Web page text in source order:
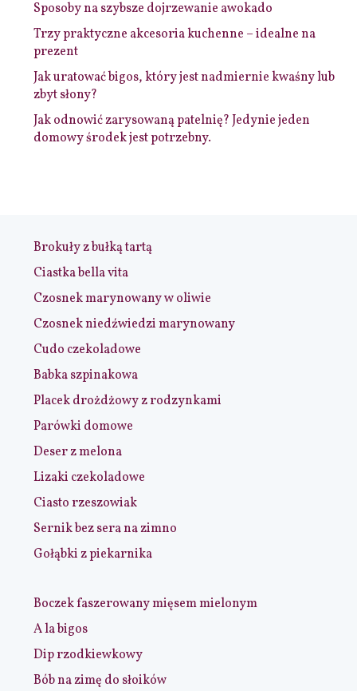
Sposoby na szybsze dojrzewanie awokado
Trzy praktyczne akcesoria kuchenne – idealne na
prezent
Jak uratować bigos, który jest nadmiernie kwaśny lub
zbyt słony?
Jak odnowić zarysowaną patelnię? Jedynie jeden
domowy środek jest potrzebny.
Brokuły z bułką tartą
Ciastka bella vita
Czosnek marynowany w oliwie
Czosnek niedźwiedzi marynowany
Cudo czekoladowe
Babka szpinakowa
Placek drożdżowy z rodzynkami
Parówki domowe
Deser z melona
Lizaki czekoladowe
Ciasto rzeszowiak
Sernik bez sera na zimno
Gołąbki z piekarnika
Boczek faszerowany mięsem mielonym
A la bigos
Dip rzodkiewkowy
Bób na zimę do słoików